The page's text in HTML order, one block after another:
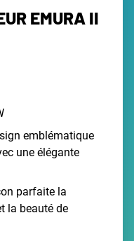
EMURA II
emblématique
une élégante
parfaite la
la beauté de